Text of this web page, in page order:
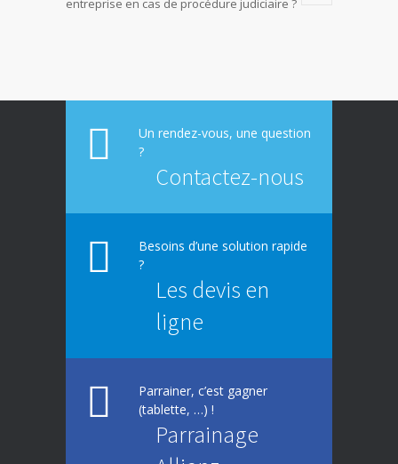
entreprise en cas de procédure judiciaire ?
entreprises
Un rendez-vous, une question
?
Contactez-nous
Besoins d’une solution rapide
?
Les devis en
ligne
Parrainer, c’est gagner
(tablette, …) !
Parrainage